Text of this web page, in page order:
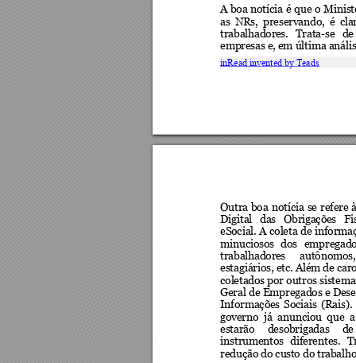
A boa notícia é que o
as  NRs,  preservando, é
trabalhadores. Trata-se de
empresas e, em última
inRead invented by Teads
Outra boa notícia se refere
Digital
das Obrigações
eSocial. A coleta de
minuciosos dos
trabalhadores autôno
estagiários, etc. Além de
coletados por outros
Geral de Empregados e
Informações Sociais (Rais).
governo  já anunciou  que
estarão
desobrigadas
de
instrumentos diferentes.
redução do custo do trab